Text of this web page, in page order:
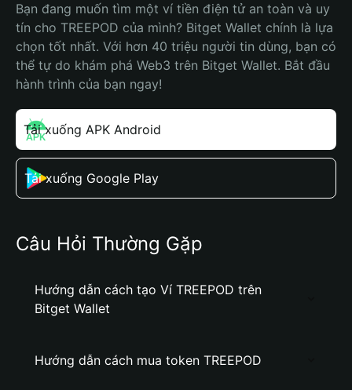
Bạn đang muốn tìm một ví tiền điện tử an toàn và uy
tín cho TREEPOD của mình? Bitget Wallet chính là lựa
chọn tốt nhất. Với hơn 40 triệu người tin dùng, bạn có
thể tự do khám phá Web3 trên Bitget Wallet. Bắt đầu
hành trình của bạn ngay!
Tải xuống APK Android
Tải xuống Google Play
Câu Hỏi Thường Gặp
Hướng dẫn cách tạo Ví TREEPOD trên
Bitget Wallet
Hướng dẫn cách mua token TREEPOD